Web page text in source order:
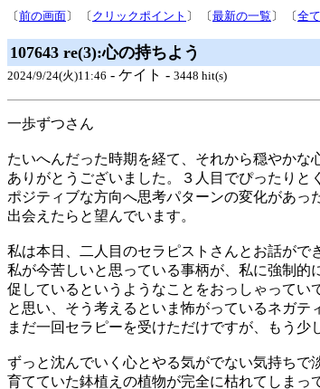
〔前の画面〕 〔 クリックポイント 〕 〔最新の一覧 〕 〔全
107643 re(3):心の持ちよう
2024/9/24(火)11:46 - ケイト - 3448 hit(s)
一歩ずつさん
たいへんだった時期を経て、それから穏やかな
ありがとうございました。３人目でぴったり
ポジティブな方向へ思考パターンの変化があ
出会えたらと望んでいます。
私は本日、二人目のセラピストさんとお話がで
私が今苦しいと思っている事柄が、私に強制的
促しているというようなことをおっしゃってい
と思い、そう考えるといま怖がっているネガテ
まだ一回セラピーを受けただけですが、もう少
ずっと沈んでいく心とやる気がでない気持ちで
育てていた鉢植えの植物が完全に枯れてしま